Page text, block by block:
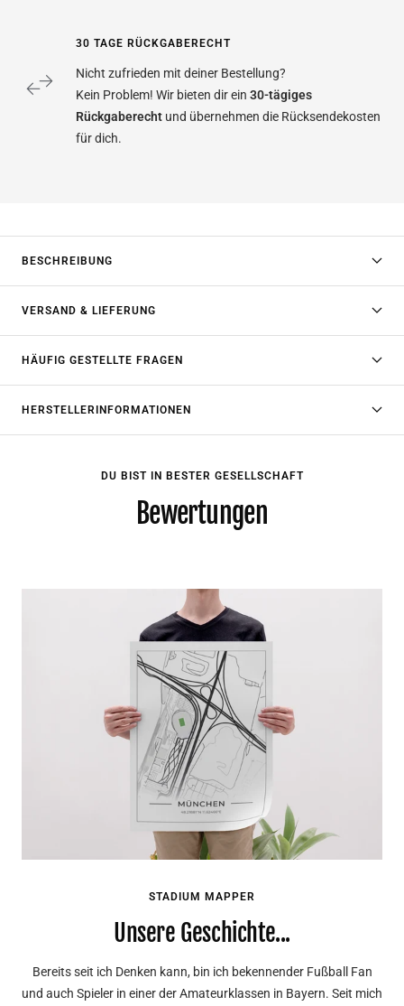
30 TAGE RÜCKGABERECHT
Nicht zufrieden mit deiner Bestellung?
Kein Problem! Wir bieten dir ein 30-tägiges
Rückgaberecht und übernehmen die Rücksendekosten
für dich.
BESCHREIBUNG
VERSAND & LIEFERUNG
HÄUFIG GESTELLTE FRAGEN
HERSTELLERINFORMATIONEN
DU BIST IN BESTER GESELLSCHAFT
Bewertungen
STADIUM MAPPER
Unsere Geschichte...
Bereits seit ich Denken kann, bin ich bekennender Fußball Fan
und auch Spieler in einer der Amateurklassen in Bayern. Seit mich